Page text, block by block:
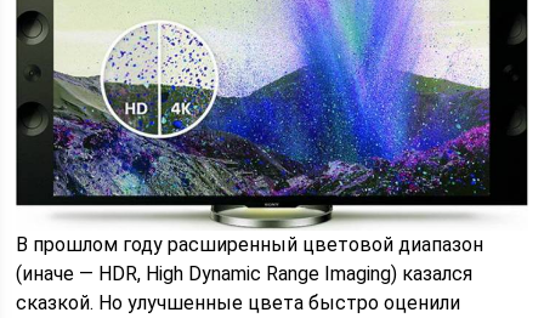
В прошлом году расширенный цветовой диапазон
(иначе — HDR, High Dynamic Range Imaging) казался
сказкой. Но улучшенные цвета быстро оценили